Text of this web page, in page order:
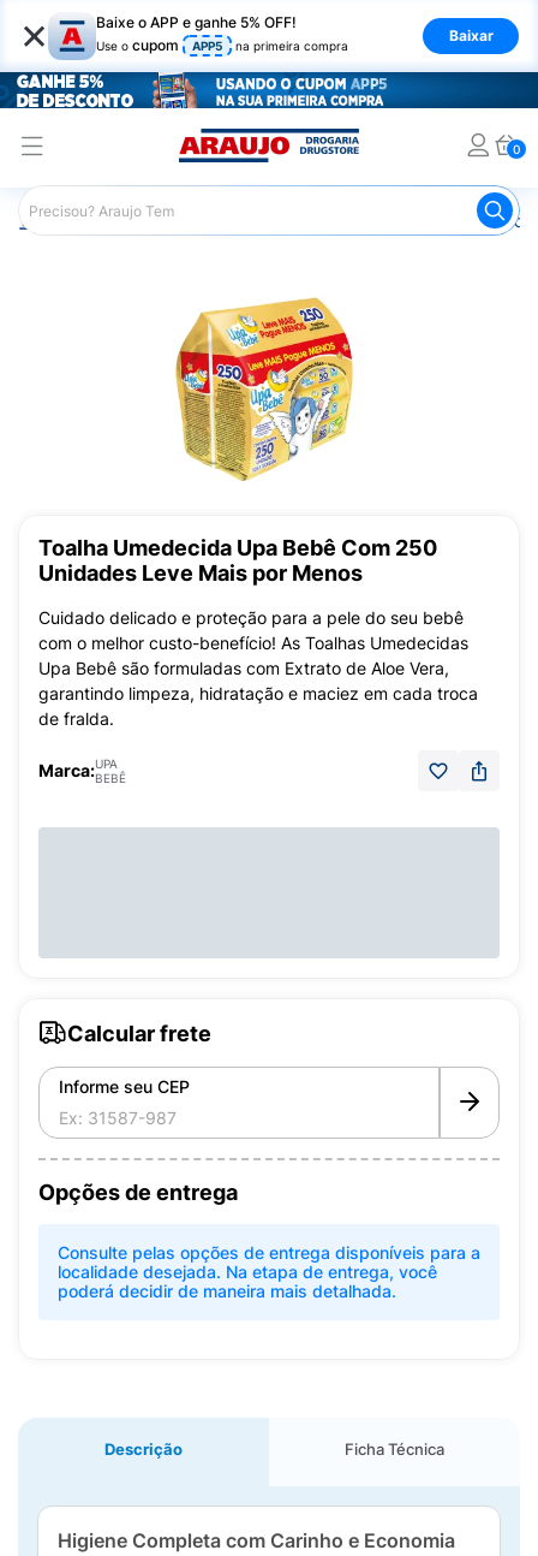
× Baixe o APP e ganhe 5% OFF!
Use o cupom APP5 na primeira compra
Baixar
0
Araujo Infantil Lenços Umedecidos
Toalha Umedecida Upa Bebê Com 250
Unidades Leve Mais por Menos
Cuidado delicado e proteção para a pele do seu bebê
com o melhor custo-benefício! As Toalhas Umedecidas
Upa Bebê são formuladas com Extrato de Aloe Vera,
garantindo limpeza, hidratação e maciez em cada troca
de fralda.
Marca:UPA
BEBÊ
Calcular frete
Informe seu CEP
Opções de entrega
Consulte pelas opções de entrega disponíveis para a
localidade desejada. Na etapa de entrega, você
poderá decidir de maneira mais detalhada.
Descrição Ficha Técnica
Higiene Completa com Carinho e Economia